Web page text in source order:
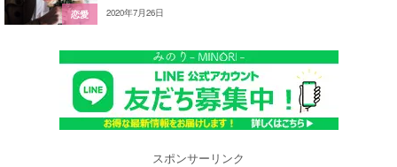
恋愛 2020年7月26日
スポンサーリンク